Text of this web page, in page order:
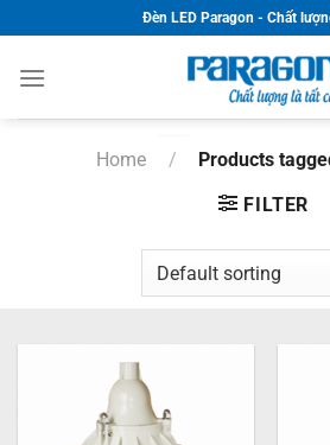
to
content
Đèn LED Paragon - Chất
Home /
Products
FILTER